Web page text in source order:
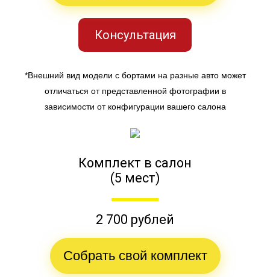
Консультация
*Внешний вид модели с бортами на разные авто может
отличаться от представленной фотографии в
зависимости от конфигурации вашего салона
Комплект в салон
(5 мест)
2 700 рублей
Собрать свой комплект